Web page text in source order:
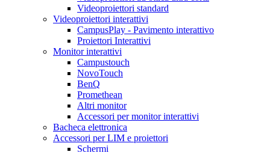
Videoproiettori standard
Videoproiettori interattivi
CampusPlay - Pavimento interattivo
Proiettori Interattivi
Monitor interattivi
Campustouch
NovoTouch
BenQ
Promethean
Altri monitor
Accessori per monitor interattivi
Bacheca elettronica
Accessori per LIM e proiettori
Schermi